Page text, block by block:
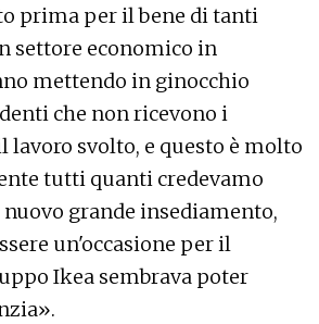
prima per il bene di tanti
settore economico in
mettendo in ginocchio
che non ricevono i
lavoro svolto, e questo è molto
tutti quanti credevamo
grande insediamento,
un'occasione per il
Ikea sembrava poter